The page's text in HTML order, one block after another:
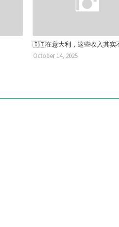
🇮🇹在意大利，这些收入其实
October 14, 2025